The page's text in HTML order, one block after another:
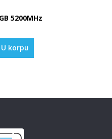
5200MHz
U korpu